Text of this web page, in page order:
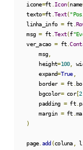
    icone
=ft Icon(name
    texto
=ft Text(
    linha_info
= ft .
    msg
= ft Text(f
    ver_acao
= ft .
        msg
,
        height
=100,
        expand
=True,
        border
= ft
        bgcolor
= cor[2
        padding
= ft
        margin
= ft .
)
    page
. add (coluna,